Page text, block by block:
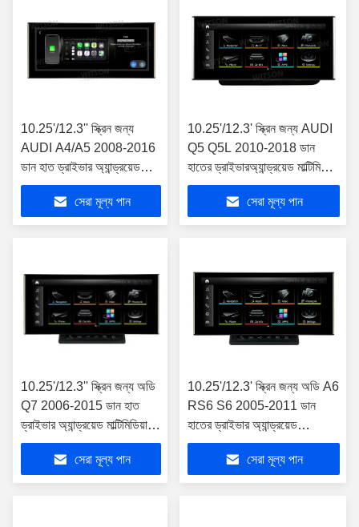
10.25'/12.3'' স্ক্রিন জন্য
AUDI A4/A5 2008-2016
ডান হাত ড্রাইভার অ্যান্ড্রয়েড
মাল্টিমিডিয়া প্লেয়ার
সেরা মূল্য পান
10.25'/12.3' স্ক্রিন জন্য AUDI
Q5 Q5L 2010-2018 ডান
হাতের ড্রাইভারঅ্যান্ড্রয়েড মাল্টিমিডিয়া
প্লেয়ার
সেরা মূল্য পান
10.25'/12.3'' স্ক্রিন জন্য অডি
Q7 2006-2015 ডান হাত
ড্রাইভার অ্যান্ড্রয়েড মাল্টিমিডিয়া
প্লেয়ার
সেরা মূল্য পান
10.25'/12.3' স্ক্রিন জন্য অডি A6
RS6 S6 2005-2011 ডান
হাতের ড্রাইভার অ্যান্ড্রয়েড
মাল্টিমিডিয়া প্লেয়ার
সেরা মূল্য পান